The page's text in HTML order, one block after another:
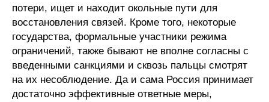
Общие требования
Стандарты оформления
Семинары
потери, ищет и находит окольные пути для
восстановления связей. Кроме того, некоторые
государства, формальные участники режима
ограничений, также бывают не вполне согласны с
введенными санкциями и сквозь пальцы смотрят
на их несоблюдение. Да и сама Россия принимает
достаточно эффективные ответные меры,